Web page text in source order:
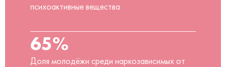
психоактивные вещества
65%
Доля молодёжи среди наркозависимых от